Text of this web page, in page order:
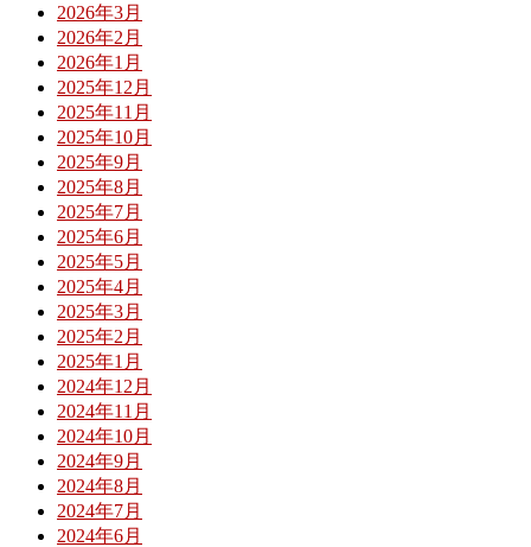
2026年3月
2026年2月
2026年1月
2025年12月
2025年11月
2025年10月
2025年9月
2025年8月
2025年7月
2025年6月
2025年5月
2025年4月
2025年3月
2025年2月
2025年1月
2024年12月
2024年11月
2024年10月
2024年9月
2024年8月
2024年7月
2024年6月